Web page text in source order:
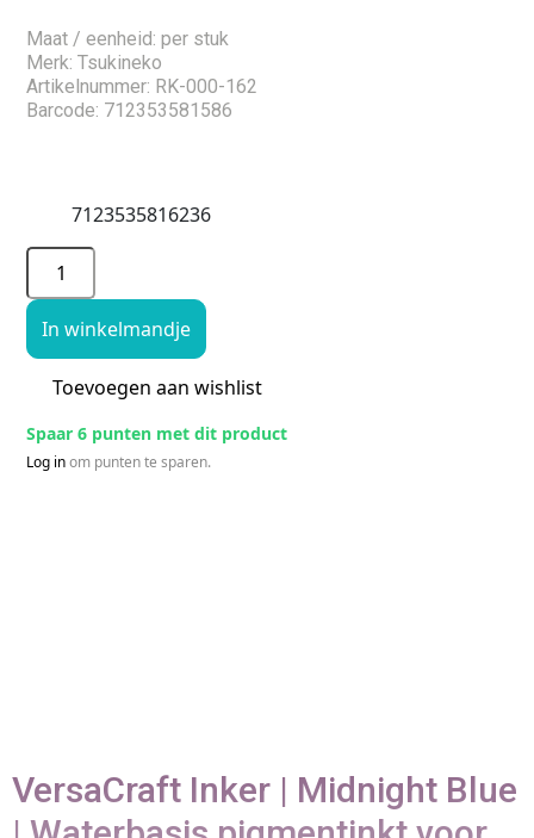
Maat / eenheid: per stuk
Merk: Tsukineko
Artikelnummer: RK-000-162
Barcode: 712353581586
7123535816236
In winkelmandje
Toevoegen aan wishlist
Spaar 6 punten met dit product
Log inom punten te sparen.
VersaCraft Inker | Midnight Blue